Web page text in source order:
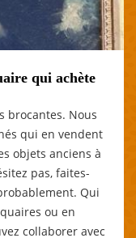
qui achète
brocantes. Nous
qui en vendent
objets anciens à
pas, faites-
Qui
ou en
collaborer avec